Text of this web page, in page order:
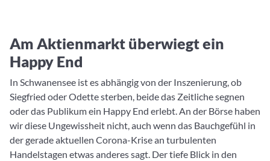
Am Aktienmarkt überwiegt ein
Happy End
In Schwanensee ist es abhängig von der Inszenierung, ob
Siegfried oder Odette sterben, beide das Zeitliche segnen
oder das Publikum ein Happy End erlebt. An der Börse haben
wir diese Ungewissheit nicht, auch wenn das Bauchgefühl in
der gerade aktuellen Corona-Krise an turbulenten
Handelstagen etwas anderes sagt. Der tiefe Blick in den